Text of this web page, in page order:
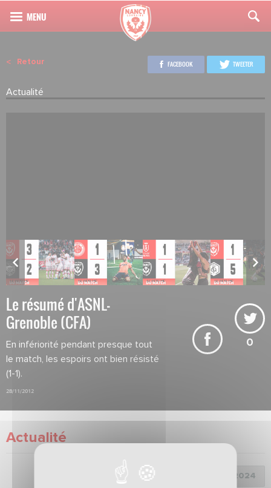
Retour
Actualité
FACEBOOK TWEETER
Le résumé d'ASNL-
Grenoble (CFA)
En infériorité pendant presque tout
le match, les espoirs ont bien résisté
(1-1).
28/11/2012
0
Actualité
Choix de la saison :